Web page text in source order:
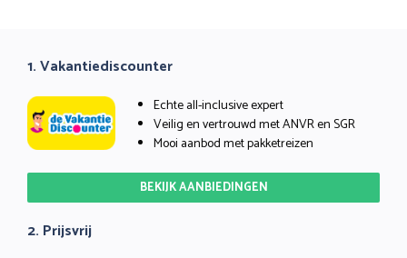
1. Vakantiediscounter
Echte all-inclusive expert
Veilig en vertrouwd met ANVR en SGR
Mooi aanbod met pakketreizen
BEKIJK AANBIEDINGEN
2. Prijsvrij